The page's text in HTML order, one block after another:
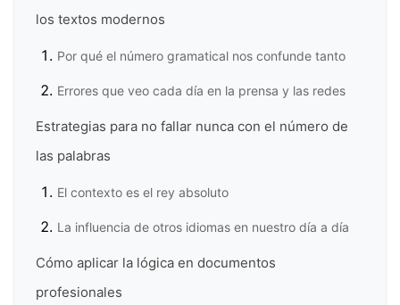
los textos modernos
Por qué el número gramatical nos confunde tanto
Errores que veo cada día en la prensa y las redes
Estrategias para no fallar nunca con el número de
las palabras
El contexto es el rey absoluto
La influencia de otros idiomas en nuestro día a día
Cómo aplicar la lógica en documentos
profesionales